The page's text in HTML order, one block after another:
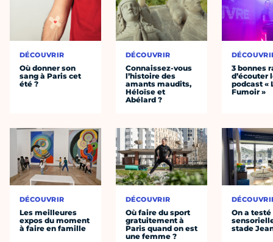
DÉCOUVRIR
Où donner son
sang à Paris cet
été ?
DÉCOUVRIR
Les meilleures
expos du moment
à faire en famille
DÉCOUVRIR
Connaissez-vous
l’histoire des
amants maudits,
Héloïse et
Abélard ?
DÉCOUVRIR
Où faire du sport
gratuitement à
Paris quand on est
une femme ?
3 bonnes
d’écouter
podcast «
Fumoir »
On a
stade